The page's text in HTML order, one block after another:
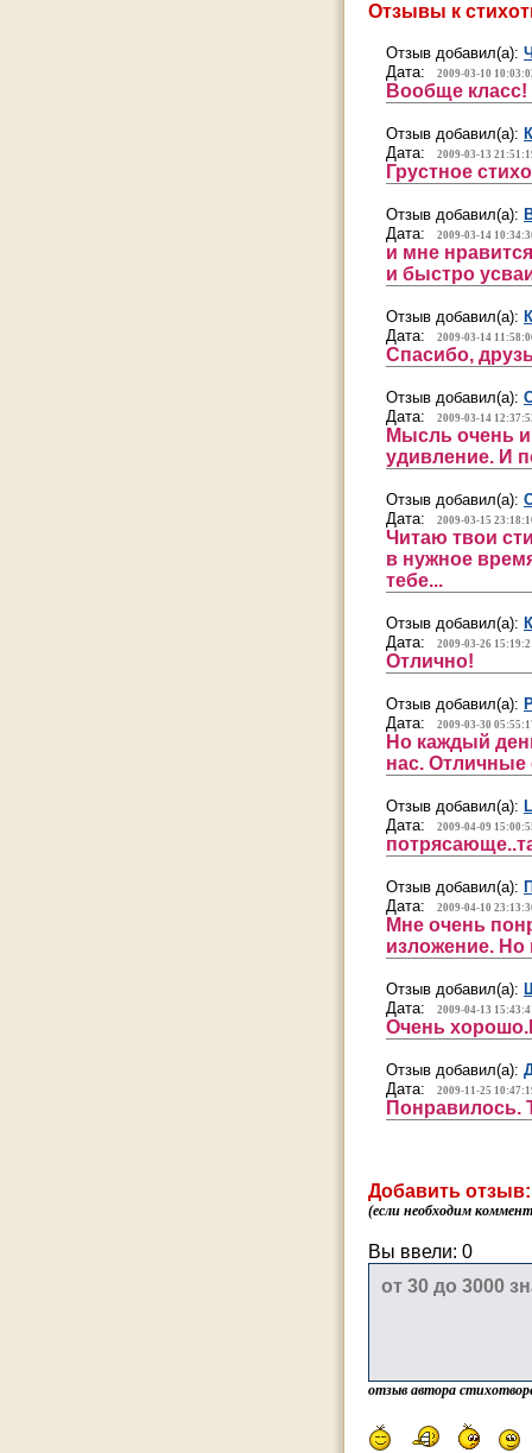
Отзывы к
Отзыв добавил(а):
Дата:
2009-03-10
Вообще класс!
Отзыв добавил(а):
Дата:
2009-03-13
Грустное
Отзыв добавил(а):
Дата:
2009-03-14
и мне
и быстро
Отзыв добавил(а):
Дата:
2009-03-14
Спасибо,
Отзыв добавил(а):
Дата:
2009-03-14
Мысль очень
удивление. И
Отзыв добавил(а):
Дата:
2009-03-15
Читаю твои
в нужное
тебе...
Отзыв добавил(а):
Дата:
2009-03-26
Отлично!
Отзыв добавил(а):
Дата:
2009-03-30
Но каждый
нас. Отличные
Отзыв добавил(а):
Дата:
2009-04-09
Отзыв добавил(а):
Дата:
2009-04-10
Мне очень
изложение.
Отзыв добавил(а):
Дата:
2009-04-13
Очень
Отзыв добавил(а):
Дата:
2009-11-25
Понравилось.
Добавить отзыв:
(если необходим
Вы ввели: 0
отзыв автора